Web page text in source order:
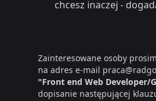
chcesz inaczej -
Zainteresowane osoby
na adres e-mail
"Front end Web Developer/
dopisanie następującej